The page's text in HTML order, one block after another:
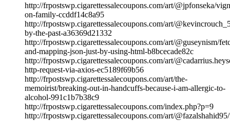
http://frpostswp.cigarettessalecoupons.com/art/@jpfonseka/
on-family-ccddf14c8a95
http://frpostswp.cigarettessalecoupons.com/art/
by-the-past-a36369d21332
http://frpostswp.cigarettessalecoupons.com/art/@guseynism/
and-mapping-json-just-by-using-html-b8bcecade82c
http://frpostswp.cigarettessalecoupons.com/art/
http-request-via-axios-ec5189f69b56
http://frpostswp.cigarettessalecoupons.com/art/the-
memoirist/breaking-out-in-handcuffs-because-i-am-allergic-to-
alcohol-991c1b7b38c9
http://frpostswp.cigarettessalecoupons.com/index.php?p=9
http://frpostswp.cigarettessalecoupons.com/art/